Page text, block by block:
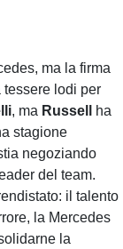
ma la firma
tessere lodi per
, ma Russell
ha
stagione
negoziando
del team.
il talento
la Mercedes
la